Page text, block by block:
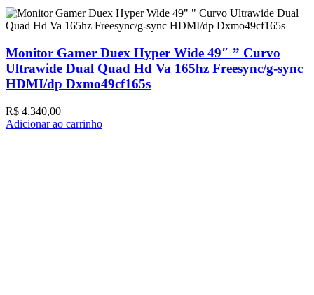
Monitor Gamer Duex Hyper Wide 49″ ” Curvo
Ultrawide Dual Quad Hd Va 165hz Freesync/g-sync
HDMI/dp Dxmo49cf165s
R$ 4.340,00
Adicionar ao carrinho